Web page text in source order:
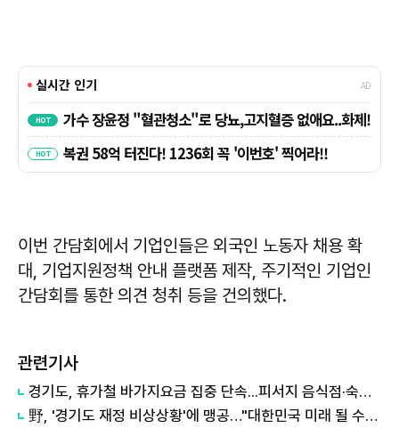
이번 간담회에서 기업인들은 외국인 노동자 채용 확
대, 기업지원정책 안내 플랫폼 제작, 주기적인 기업인
간담회를 통한 의견 청취 등을 건의했다.
관련기사
경기도, 휴가철 바가지요금 집중 단속...피서지 음식점·숙박업소 현장점검
野, '경기도 재정 비상상황'에 맹공…"대한민국 미래 될 수도"